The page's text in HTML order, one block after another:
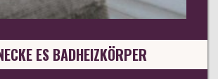
ES BADHEIZKÖRPER